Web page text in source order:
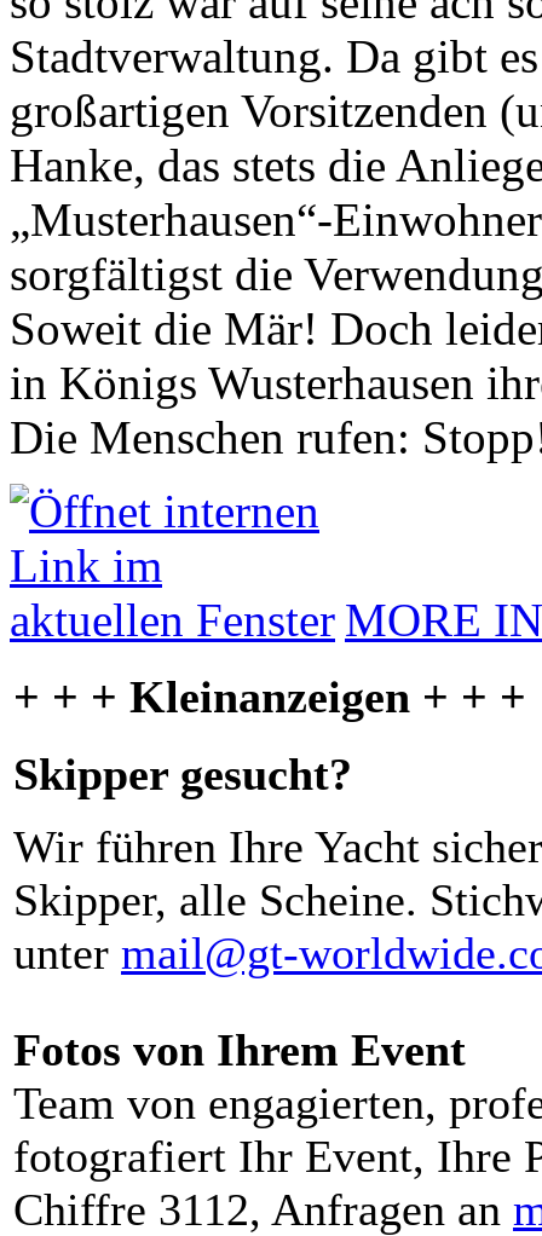
Stadtverwaltung. Da gibt
großartigen Vorsitzenden
Hanke, das stets die
„Musterhausen“-
sorgfältigst die
Soweit die Mär! Doch
in Königs Wusterhausen
Die Menschen rufen:
MORE
+ + + Kleinanzeigen + + +
Skipper gesucht?
Wir führen Ihre Yacht
Skipper, alle Scheine.
unter mail@gt-
Fotos von Ihrem Event
Team von engagierten,
fotografiert Ihr Event, Ihre
Chiffre 3112, Anfragen an